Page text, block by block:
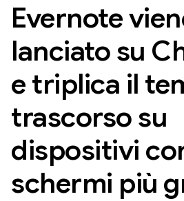
Evernote
lanciato su
e triplica il
trascorso su
dispositivi
schermi più